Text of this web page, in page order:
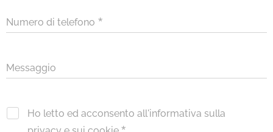
Numero di telefono
Messaggio
Ho letto ed acconsento all'informativa sulla